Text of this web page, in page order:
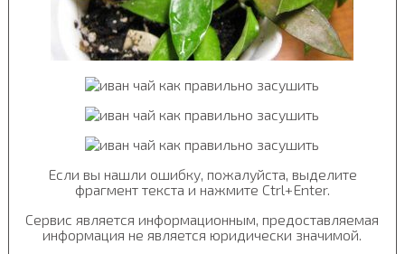
Если вы нашли ошибку, пожалуйста, выделите
фрагмент текста и нажмите Ctrl+Enter.
Сервис является информационным, предоставляемая
информация не является юридически значимой.